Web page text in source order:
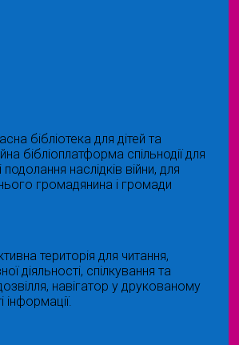
бібліотека для дітей та
бібліоплатформа спільнодії для
подолання наслідків війни, для
громадянина і громади
територія для читання,
діяльності, спілкування та
навігатор у друкованому